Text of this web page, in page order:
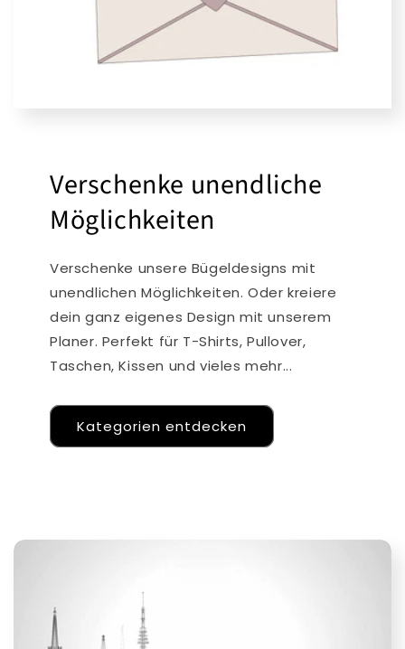
Verschenke unendliche
Möglichkeiten
Verschenke unsere Bügeldesigns mit
unendlichen Möglichkeiten. Oder kreiere
dein ganz eigenes Design mit unserem
Planer. Perfekt für T-Shirts, Pullover,
Taschen, Kissen und vieles mehr...
Kategorien entdecken